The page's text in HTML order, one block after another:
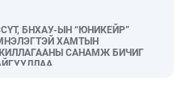
БНХАУ-ЫН “ЮНИКЕЙР”
ХАМТЫН
САНАМЖ БИЧИГ